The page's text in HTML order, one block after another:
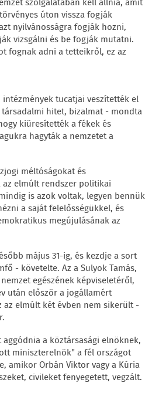
szolgálatában kell állnia, amit
úton vissza fogják
nyilvánosságra fogják hozni,
vizsgálni és be fogják mutatni.
fognak adni a tetteikről, ez az
tucatjai veszítették el
hitet, bizalmat - mondta
kiüresítették a fékek és
hagyták a nemzetet a
méltóságokat és
elmúlt rendszer politikai
is azok voltak, legyen bennük
a saját felelősségükkel, és
megújulásának az
május 31-ig, és kezdje a sort
- követelte. Az a Sulyok Tamás,
egészének képviseletéről,
után először a jogállamért
elmúlt két évben nem sikerült -
a köztársasági elnöknek,
miniszterelnök" a fél országot
amikor Orbán Viktor vagy a Kúria
civileket fenyegetett, vegzált.